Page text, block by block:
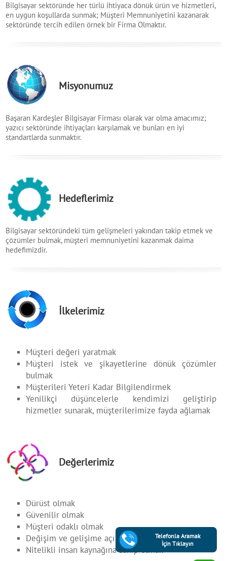
Bilgisayar sektöründe her türlü ihtiyaca dönük ürün ve hizmetleri,
en uygun koşullarda sunmak; Müşteri Memnuniyetini kazanarak
sektöründe tercih edilen örnek bir Firma Olmaktır.
Misyonumuz
Başaran Kardeşler Bilgisayar Firması olarak var olma amacımız;
yazıcı sektöründe ihtiyaçları karşılamak ve bunları en iyi
standartlarda sunmaktır.
Hedeflerimiz
Bilgisayar sektöründeki tüm gelişmeleri yakından takip etmek ve
çözümler bulmak, müşteri memnuniyetini kazanmak daima
hedefimizdir.
İlkelerimiz
Müşteri değeri yaratmak
Müşteri istek ve şikayetlerine dönük çözümler
bulmak
Müşterileri Yeteri Kadar Bilgilendirmek
Yenilikçi düşüncelerle kendimizi geliştirip
hizmetler sunarak, müşterilerimize fayda ağlamak
Değerlerimiz
Dürüst olmak
Güvenilir olmak
Müşteri odaklı olmak
Değişim ve gelişime açık olmak
Nitelikli insan kaynağına sahip olmak
Telefonla Aramak
İçin Tıklayın